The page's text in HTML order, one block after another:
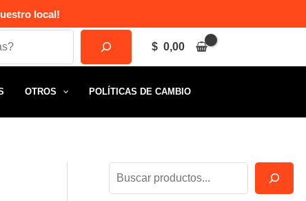
local!
$ 0,00
OTROS POLÍTICAS DE CAMBIO
u